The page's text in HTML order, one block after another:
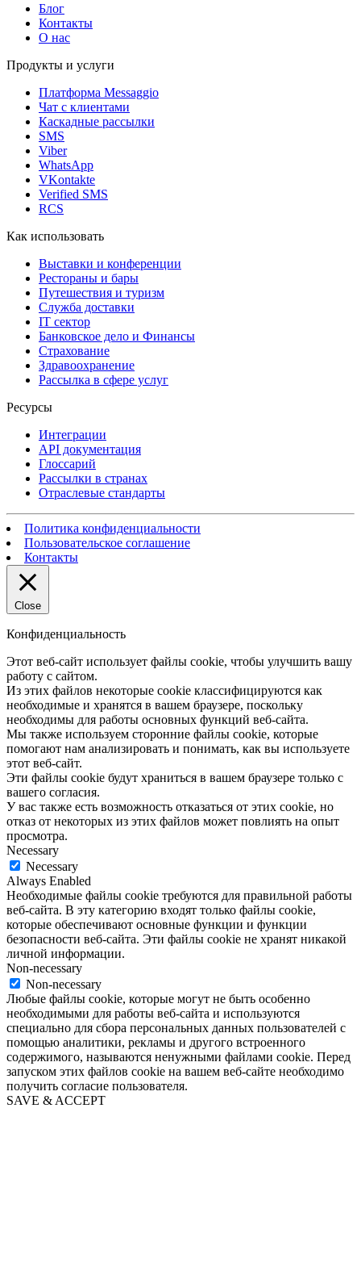
Блог
Контакты
О нас
Продукты и услуги
Платформа Messaggio
Чат с клиентами
Каскадные рассылки
SMS
Viber
WhatsApp
VKontakte
Verified SMS
RCS
Как использовать
Выставки и конференции
Рестораны и бары
Путешествия и туризм
Служба доставки
IT сектор
Банковское дело и Финансы
Страхование
Здравоохранение
Рассылка в сфере услуг
Ресурсы
Интеграции
API документация
Глоссарий
Рассылки в странах
Отраслевые стандарты
Политика конфиденциальности
Пользовательское соглашение
Контакты
Close
Конфиденциальность
Этот веб-сайт использует файлы cookie, чтобы улучшить вашу
работу с сайтом.
Из этих файлов некоторые cookie классифицируются как
необходимые и хранятся в вашем браузере, поскольку
необходимы для работы основных функций веб-сайта.
Мы также используем сторонние файлы cookie, которые
помогают нам анализировать и понимать, как вы используете
этот веб-сайт.
Эти файлы cookie будут храниться в вашем браузере только с
вашего согласия.
У вас также есть возможность отказаться от этих cookie, но
отказ от некоторых из этих файлов может повлиять на опыт
просмотра.
Necessary
Necessary
Always Enabled
Необходимые файлы cookie требуются для правильной работы
веб-сайта. В эту категорию входят только файлы cookie,
которые обеспечивают основные функции и функции
безопасности веб-сайта. Эти файлы cookie не хранят никакой
личной информации.
Non-necessary
Non-necessary
Любые файлы cookie, которые могут не быть особенно
необходимыми для работы веб-сайта и используются
специально для сбора персональных данных пользователей с
помощью аналитики, рекламы и другого встроенного
содержимого, называются ненужными файлами cookie. Перед
запуском этих файлов cookie на вашем веб-сайте необходимо
получить согласие пользователя.
SAVE & ACCEPT